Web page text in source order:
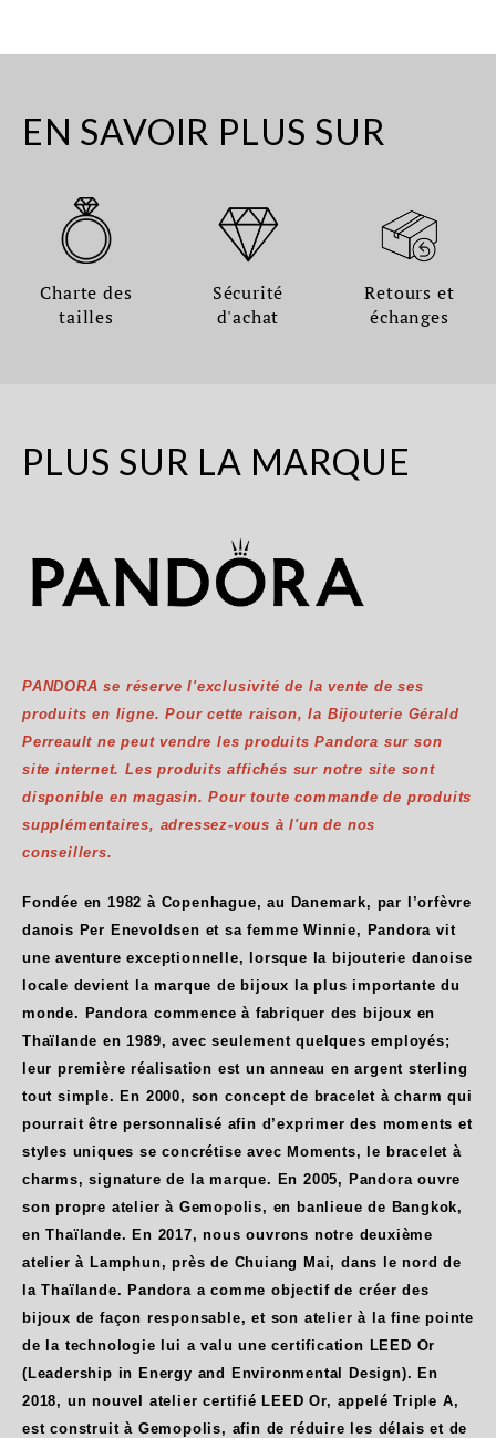
EN SAVOIR PLUS SUR
Charte des
tailles
Sécurité
d'achat
Retours et
échanges
PLUS SUR LA MARQUE
PANDORA se réserve l'exclusivité de la vente de ses
produits en ligne. Pour cette raison, la Bijouterie Gérald
Perreault ne peut vendre les produits Pandora sur son
site internet. Les produits affichés sur notre site sont
disponible en magasin. Pour toute commande de produits
supplémentaires, adressez-vous à l'un de nos
conseillers.
Fondée en 1982 à Copenhague, au Danemark, par l’orfèvre
danois Per Enevoldsen et sa femme Winnie, Pandora vit
une aventure exceptionnelle, lorsque la bijouterie danoise
locale devient la marque de bijoux la plus importante du
monde. Pandora commence à fabriquer des bijoux en
Thaïlande en 1989, avec seulement quelques employés;
leur première réalisation est un anneau en argent sterling
tout simple. En 2000, son concept de bracelet à charm qui
pourrait être personnalisé afin d’exprimer des moments et
styles uniques se concrétise avec Moments, le bracelet à
charms, signature de la marque. En 2005, Pandora ouvre
son propre atelier à Gemopolis, en banlieue de Bangkok,
en Thaïlande. En 2017, nous ouvrons notre deuxième
atelier à Lamphun, près de Chuiang Mai, dans le nord de
la Thaïlande. Pandora a comme objectif de créer des
bijoux de façon responsable, et son atelier à la fine pointe
de la technologie lui a valu une certification LEED Or
(Leadership in Energy and Environmental Design). En
2018, un nouvel atelier certifié LEED Or, appelé Triple A,
est construit à Gemopolis, afin de réduire les délais et de